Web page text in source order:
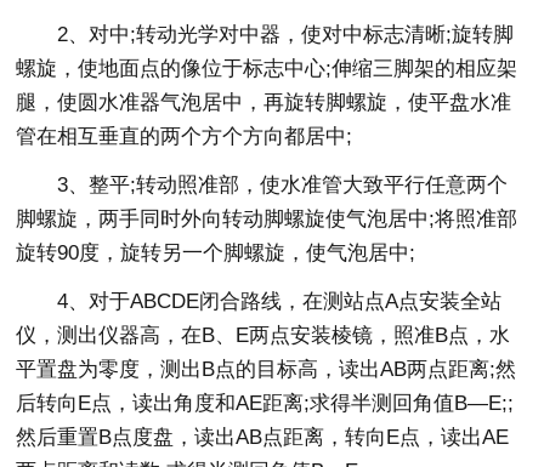
2、对中;转动光学对中器，使对中标志清晰;旋转脚
螺旋，使地面点的像位于标志中心;伸缩三脚架的相应架
腿，使圆水准器气泡居中，再旋转脚螺旋，使平盘水准
管在相互垂直的两个方个方向都居中;
3、整平;转动照准部，使水准管大致平行任意两个
脚螺旋，两手同时外向转动脚螺旋使气泡居中;将照准部
旋转90度，旋转另一个脚螺旋，使气泡居中;
4、对于ABCDE闭合路线，在测站点A点安装全站
仪，测出仪器高，在B、E两点安装棱镜，照准B点，水
平置盘为零度，测出B点的目标高，读出AB两点距离;然
后转向E点，读出角度和AE距离;求得半测回角值B—E;;
然后重置B点度盘，读出AB点距离，转向E点，读出AE